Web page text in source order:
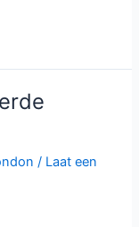
/ Laat een